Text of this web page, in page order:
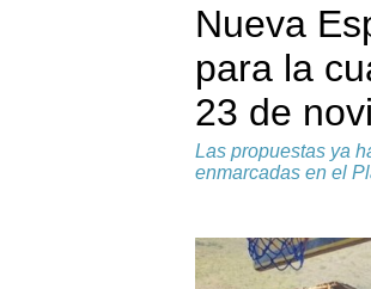
Nueva
para la
23 de
Las propuestas ya
enmarcadas en el